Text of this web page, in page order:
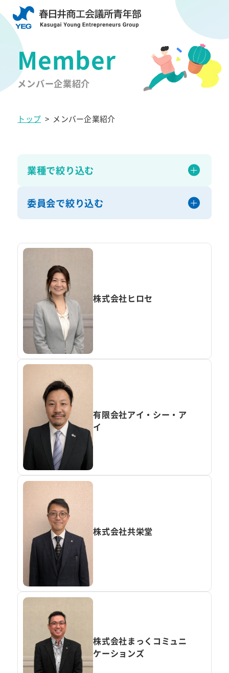
メンバー企業紹介
トップ > メンバー企業紹介
業種で絞り込む
委員会で絞り込む
株式会社ヒロセ
有限会社アイ・シー・ア
イ
株式会社共栄堂
株式会社まっくコミュニ
ケーションズ